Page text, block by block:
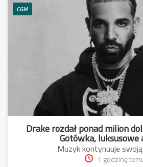
CGM
Drake rozdał ponad milion
Muzyk kontynuuje
1 godzinę